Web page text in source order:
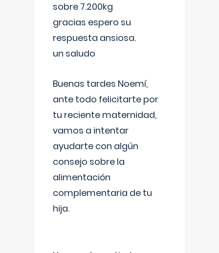
sobre 7.200kg
gracias espero su
respuesta ansiosa.
un saludo
Buenas tardes Noemí,
ante todo felicitarte por
tu reciente maternidad,
vamos a intentar
ayudarte con algún
consejo sobre la
alimentación
complementaria de tu
hija.